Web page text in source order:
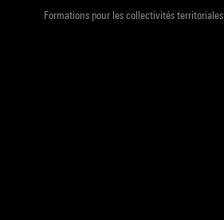
Formations pour les collectivités territoriales